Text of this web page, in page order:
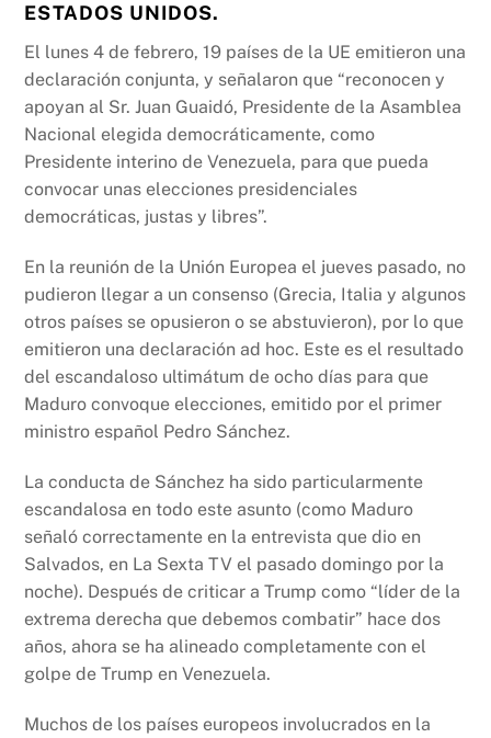
ESTADOS UNIDOS.
El lunes 4 de febrero, 19 países de la UE emitieron una
declaración conjunta, y señalaron que “reconocen y
apoyan al Sr. Juan Guaidó, Presidente de la Asamblea
Nacional elegida democráticamente, como
Presidente interino de Venezuela, para que pueda
convocar unas elecciones presidenciales
democráticas, justas y libres”.
En la reunión de la Unión Europea el jueves pasado, no
pudieron llegar a un consenso (Grecia, Italia y algunos
otros países se opusieron o se abstuvieron), por lo que
emitieron una declaración ad hoc. Este es el resultado
del escandaloso ultimátum de ocho días para que
Maduro convoque elecciones, emitido por el primer
ministro español Pedro Sánchez.
La conducta de Sánchez ha sido particularmente
escandalosa en todo este asunto (como Maduro
señaló correctamente en la entrevista que dio en
Salvados, en La Sexta TV el pasado domingo por la
noche). Después de criticar a Trump como “líder de la
extrema derecha que debemos combatir” hace dos
años, ahora se ha alineado completamente con el
golpe de Trump en Venezuela.
Muchos de los países europeos involucrados en la